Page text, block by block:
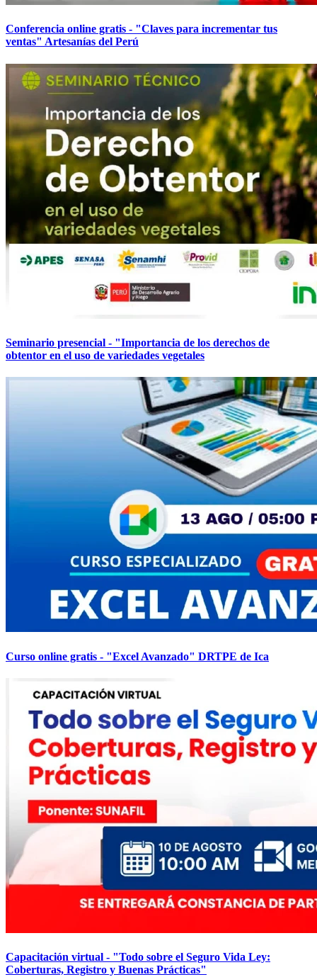
Conferencia online gratis - "Claves para incrementar tus
ventas" Artesanías del Perú
Seminario presencial - "Importancia de los derechos de
obtentor en el uso de variedades vegetales
Curso online gratis - "Excel Avanzado" DRTPE de Ica
Capacitación virtual - "Todo sobre el Seguro Vida Ley:
Coberturas, Registro y Buenas Prácticas"